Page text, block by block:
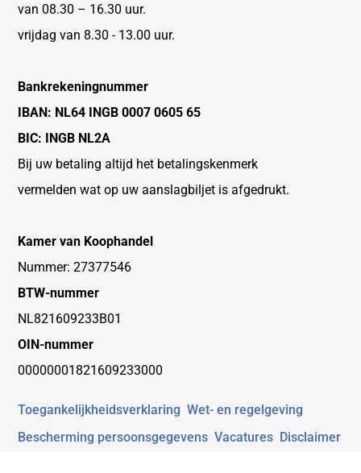
van 08.30 – 16.30 uur.
vrijdag van 8.30 - 13.00 uur.
Bankrekeningnummer
IBAN: NL64 INGB 0007 0605 65
BIC: INGB NL2A
Bij uw betaling altijd het betalingskenmerk
vermelden wat op uw aanslagbiljet is afgedrukt.
Kamer van Koophandel
Nummer: 27377546
BTW-nummer
NL821609233B01
OIN-nummer
00000001821609233000
Toegankelijkheidsverklaring Wet- en regelgeving
Bescherming persoonsgegevens Vacatures Disclaimer